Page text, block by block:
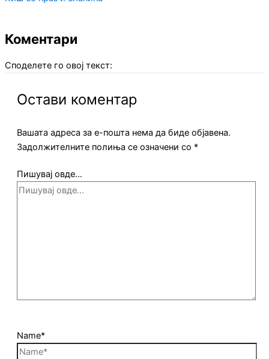
Коментари
Споделете го овој текст:
Остави коментар
Вашата адреса за е-пошта нема да биде објавена.
Задолжителните полиња се означени со *
Пишувај овде...
Name*